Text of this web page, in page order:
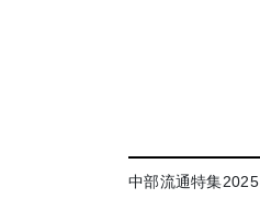
中部流通特集2025